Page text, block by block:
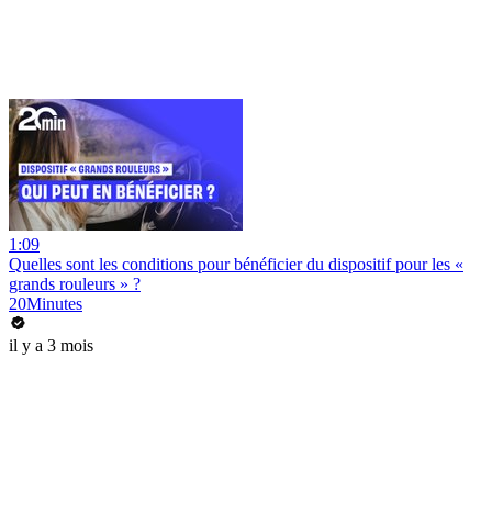
1:09
Quelles sont les conditions pour bénéficier du dispositif pour les «
grands rouleurs » ?
20Minutes
il y a 3 mois